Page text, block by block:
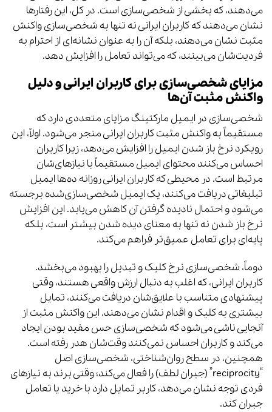
می‌دهند، که بخشی از شخصی‌سازی است. در کل، این رفتارها
نشان می‌دهند که کاربران ایرانی نه تنها به شخصی‌سازی واکنش
مثبت نشان می‌دهند، بلکه آن را به عنوان نشانه‌ای از احترام به
فردیت‌شان می‌بینند، که می‌تواند تعامل را افزایش دهد.
مزایای شخصی‌سازی برای کاربران ایرانی و دلیل
واکنش مثبت آن‌ها
شخصی‌سازی در ایمیل مارکتینگ مزایای متعددی دارد که
مستقیماً به واکنش مثبت کاربران ایرانی منجر می‌شود. اولاً، این
رویکرد نرخ باز شدن ایمیل را افزایش می‌دهد، زیرا کاربران
احساس می‌کنند محتوای ایمیل مستقیماً با نیازهای‌شان
مرتبط است. در محیطی که کاربران ایرانی روزانه ده‌ها ایمیل
تبلیغاتی دریافت می‌کنند، یک ایمیل شخصی‌سازی‌شده برجسته
می‌شود و احتمال نادیده گرفتن آن کاهش می‌یابد. این افزایش
نرخ باز شدن نه تنها به معنای دیده شدن بیشتر است، بلکه
پایه‌ای برای تعامل عمیق‌تر فراهم می‌کند.
دوماً، شخصی‌سازی نرخ کلیک و تبدیل را بهبود می‌بخشد.
کاربران ایرانی، که اغلب به دنبال ارزش واقعی هستند، وقتی
پیشنهادی متناسب با علایق‌شان دریافت می‌کنند، تمایل
بیشتری به کلیک و اقدام نشان می‌دهند. این واکنش مثبت از
آنجایی ناشی می‌شود که شخصی‌سازی حس مفید بودن ایجاد
می‌کند و کاربران احساس نمی‌کنند وقت‌شان هدر رفته است.
همچنین، در سطح روان‌شناختی، شخصی‌سازی اصل
“reciprocity” (جبران لطف) را فعال می‌کند؛ وقتی برند به نیازهای
فردی توجه نشان می‌دهد، کاربر تمایل دارد با خرید یا تعامل
جبران کند.